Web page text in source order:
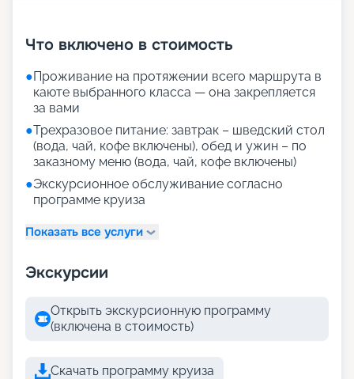
Что включено в стоимость
●Проживание на протяжении всего маршрута в
каюте выбранного класса — она закрепляется
за вами
●Трехразовое питание: завтрак – шведский стол
(вода, чай, кофе включены), обед и ужин – по
заказному меню (вода, чай, кофе включены)
●Экскурсионное обслуживание согласно
программе круиза
Показать все услуги
Экскурсии
Открыть экскурсионную программу
(включена в стоимость)
Скачать программу круиза